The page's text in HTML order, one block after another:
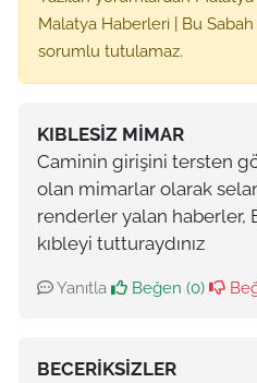
Malatya Haberleri | Bu
sorumlu tutulamaz.
KIBLESIZ MIMAR
Caminin girişini tersten
olan mimarlar olarak
renderler yalan haberler,
kıbleyi tutturaydınız
Yanıtla Beğen (0)
BECERIKSIZLER